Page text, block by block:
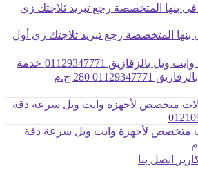
بنها المتخصصة رجع تبريد ثلاجتك زي أول
خدمة
280 ج.م
متخصص لأجهزة وايت ويل سرعة دقة
اتصل بنا